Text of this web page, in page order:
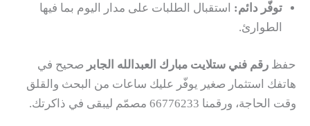
توفّر دائم: استقبال الطلبات على مدار اليوم بما فيها
الطوارئ.
حفظ رقم فني ستلايت مبارك العبدالله الجابر صحيح في
هاتفك استثمار صغير يوفّر عليك ساعات من البحث والقلق
وقت الحاجة، ورقمنا 66776233 مصمّم ليبقى في ذاكرتك.